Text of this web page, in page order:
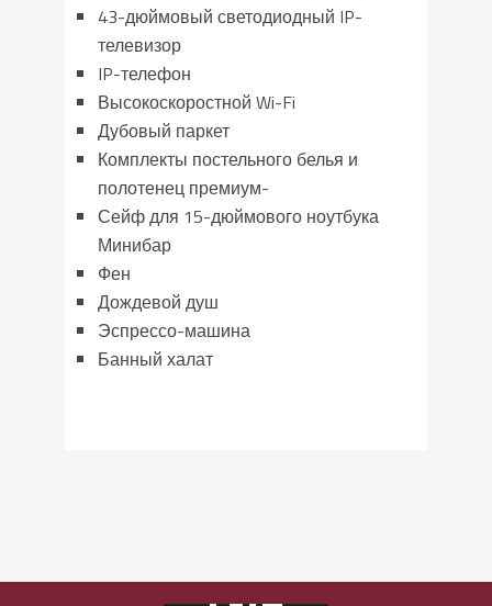
43-дюймовый светодиодный IP-
телевизор
IP-телефон
Высокоскоростной Wi-Fi
Дубовый паркет
Комплекты постельного белья и
полотенец премиум-
Сейф для 15-дюймового ноутбука
Минибар
Фен
Дождевой душ
Эспрессо-машина
Банный халат